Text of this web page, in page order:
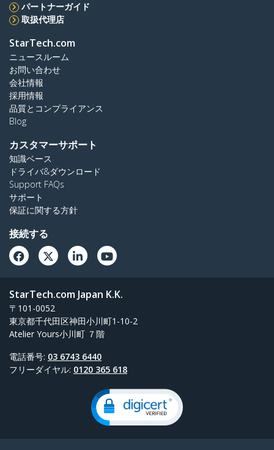
パートナーガイド
取扱代理店
StarTech.com
ニュースルーム
お問い合わせ
会社情報
採用情報
品質とコンプライアンス
Blog
カスタマーサポート
知識ベース
ドライバ&ダウンロード
Support FAQs
サポート
保証に関する方針
接続する
StarTech.com Japan K.K.
〒101-0052
東京都千代田区神田小川町1-10-2
Atelier Yours小川町 ７階
電話番号: 03 6743 6440
フリーダイヤル: 0120 365 618